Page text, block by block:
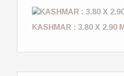
KASHMAR : 3.80 X